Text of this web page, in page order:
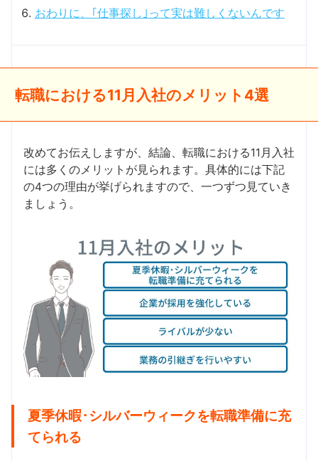
おわりに、｢仕事探し｣って実は難しくないんです
転職における11月入社のメリット4選
改めてお伝えしますが、結論、転職における11月入社
には多くのメリットが見られます。具体的には下記
の4つの理由が挙げられますので、一つずつ見ていき
ましょう。
夏季休暇･シルバーウィークを転職準備に充
てられる